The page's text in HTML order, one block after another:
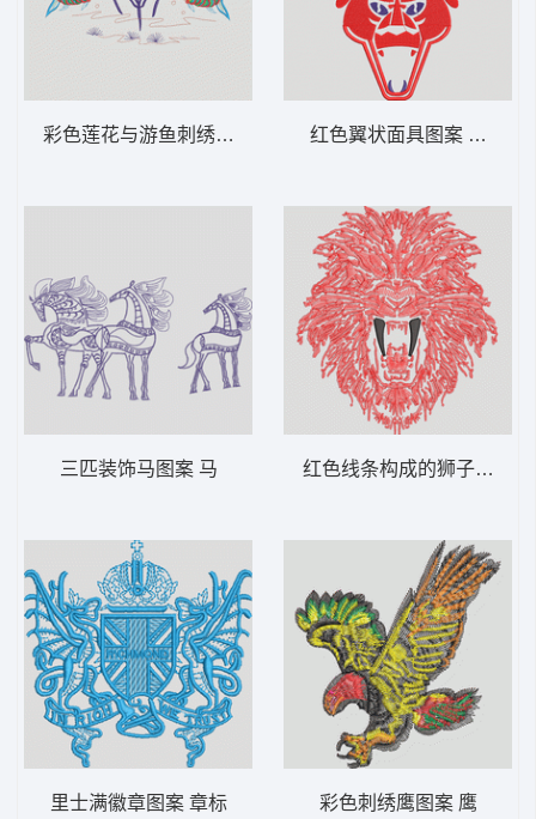
彩色莲花与游鱼刺绣图案 鱼 荷花
三匹装饰马图案 马
里士满徽章图案 章标
红色翼状面具图案 豹头 翅
红色线条构成的狮子头像
彩色刺绣鹰图案 鹰